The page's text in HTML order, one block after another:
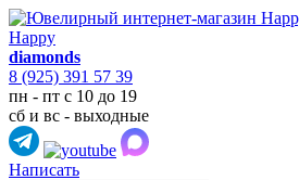
Happy
diamonds
8 (925) 391 57 39
пн - пт с 10 до 19
сб и вс - выходные
Написать